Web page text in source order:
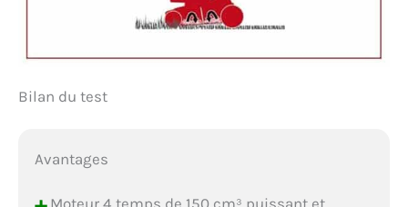
Bilan du test
Avantages
Moteur 4 temps de 150 cm³ puissant et